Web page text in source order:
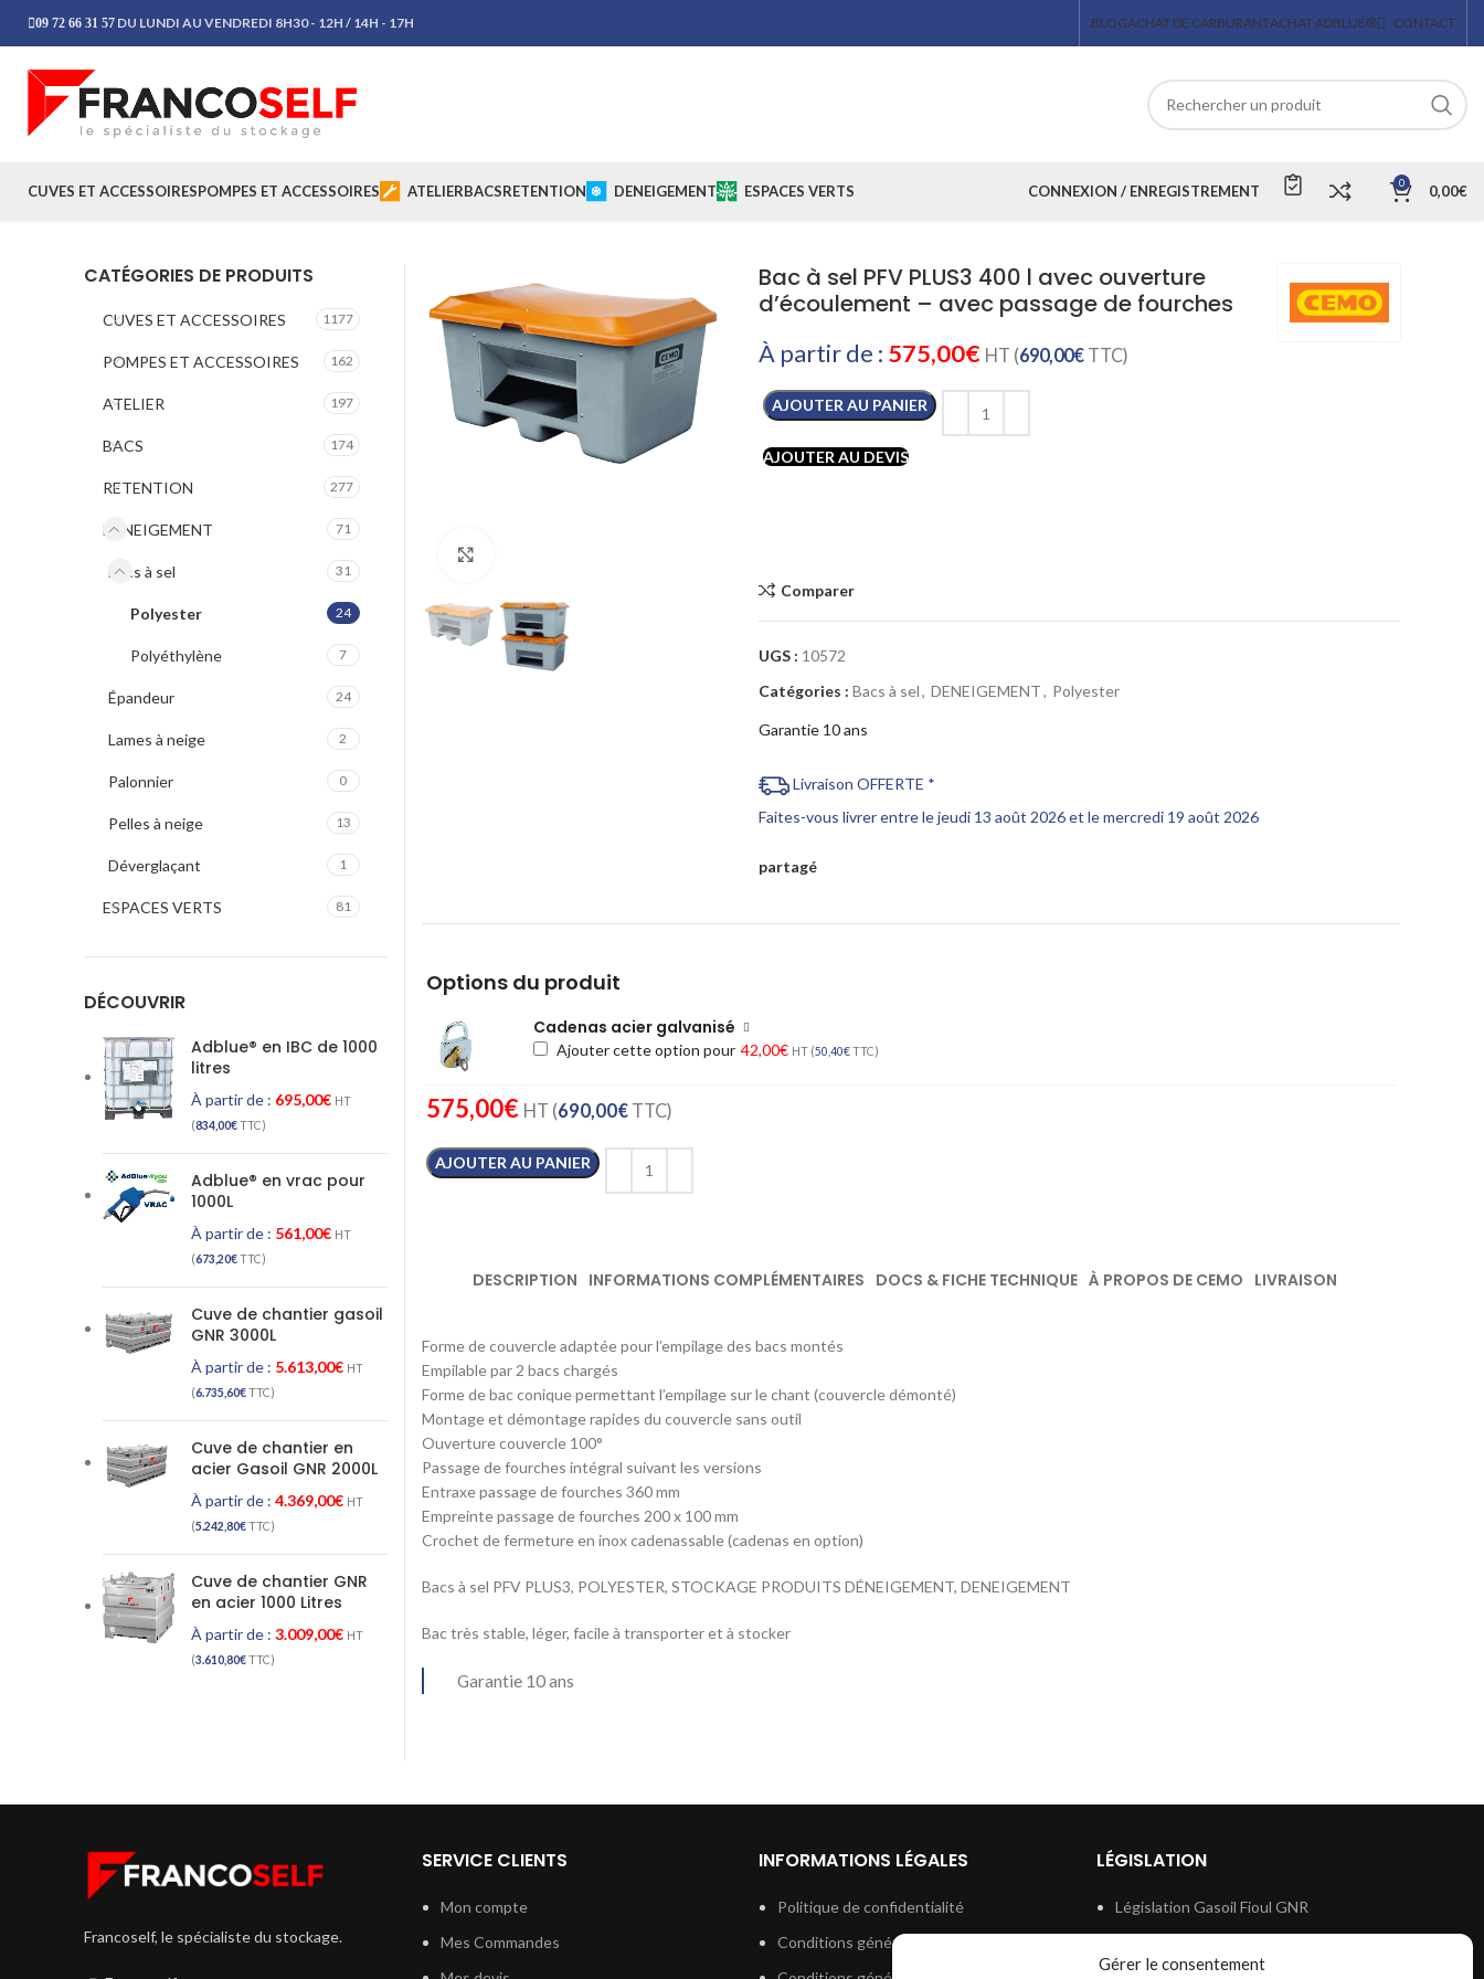
Gérer le consentement
09 72 66 31 57 DU LUNDI AU VENDREDI 8H30 - 12H / 14H - 17H BLOGACHAT DE CARBURANTACHAT ADBLUE® CONTACT
CUVES ET ACCESSOIRESPOMPES ET ACCESSOIRES ATELIERBACSRETENTION DENEIGEMENT ESPACES VERTS CONNEXION / ENREGISTREMENT 0 0,00€
Bac à sel PFV PLUS3 400 l avec ouverture
d’écoulement – avec passage de fourches
À partir de : 575,00€ HT (690,00€TTC)
AJOUTER AU PANIER
AJOUTER AU DEVIS
Comparer
UGS : 10572
Catégories : Bacs à sel, DENEIGEMENT, Polyester
Garantie 10 ans
Livraison OFFERTE *
Faites-vous livrer entre le jeudi 13 août 2026 et le mercredi 19 août 2026
partagé
Options du produit
Cadenas acier galvanisé
Ajouter cette option pour 42,00€ HT (50,40€TTC)
575,00€ HT (690,00€TTC)
AJOUTER AU PANIER
DESCRIPTION INFORMATIONS COMPLÉMENTAIRES DOCS & FICHE TECHNIQUE À PROPOS DE CEMO LIVRAISON
Forme de couvercle adaptée pour l’empilage des bacs montés
Empilable par 2 bacs chargés
Forme de bac conique permettant l’empilage sur le chant (couvercle démonté)
Montage et démontage rapides du couvercle sans outil
Ouverture couvercle 100°
Passage de fourches intégral suivant les versions
Entraxe passage de fourches 360 mm
Empreinte passage de fourches 200 x 100 mm
Crochet de fermeture en inox cadenassable (cadenas en option)
Bacs à sel PFV PLUS3, POLYESTER, STOCKAGE PRODUITS DÉNEIGEMENT, DENEIGEMENT
Bac très stable, léger, facile à transporter et à stocker
Garantie 10 ans
CATÉGORIES DE PRODUITS
CUVES ET ACCESSOIRES 1177
POMPES ET ACCESSOIRES 162
ATELIER 197
BACS 174
RETENTION 277
DENEIGEMENT 71
Bacs à sel 31
Polyester 24
Polyéthylène 7
Épandeur 24
Lames à neige 2
Palonnier 0
Pelles à neige 13
Déverglaçant 1
ESPACES VERTS 81
DÉCOUVRIR
Adblue® en IBC de 1000
litres
À partir de : 695,00€ HT
(834,00€TTC)
Adblue® en vrac pour
1000L
À partir de : 561,00€ HT
(673,20€TTC)
Cuve de chantier gasoil
GNR 3000L
À partir de : 5.613,00€ HT
(6.735,60€TTC)
Cuve de chantier en
acier Gasoil GNR 2000L
À partir de : 4.369,00€ HT
(5.242,80€TTC)
Cuve de chantier GNR
en acier 1000 Litres
À partir de : 3.009,00€ HT
(3.610,80€TTC)
Francoself, le spécialiste du stockage.
SERVICE CLIENTS
Mon compte
Mes Commandes
INFORMATIONS LÉGALES
Politique de confidentialité
Conditions générales de vente
LÉGISLATION
Législation Gasoil Fioul GNR